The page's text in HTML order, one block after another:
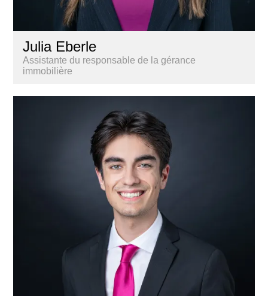
Julia Eberle
Assistante du responsable de la gérance
immobilière